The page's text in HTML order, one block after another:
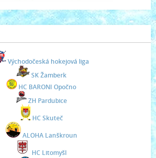
Východočeská hokejová liga
SK Žamberk
HC BARONI Opočno
ZH Pardubice
HC Skuteč
ALOHA Lanškroun
HC Litomyšl